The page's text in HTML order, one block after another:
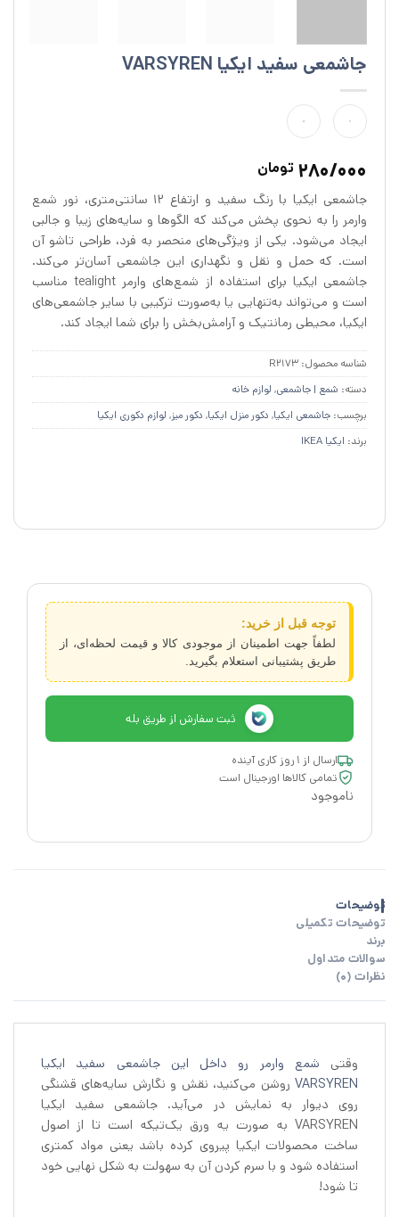
جاشمعی سفید ایکیا VARSYREN
280/000 تومان
جاشمعی ایکیا با رنگ سفید و ارتفاع ۱۲ سانتی‌متری، نور شمع
وارمر را به نحوی پخش می‌کند که الگوها و سایه‌های زیبا و جالبی
ایجاد می‌شود. یکی از ویژگی‌های منحصر به فرد، طراحی تاشو آن
است. که حمل و نقل و نگهداری این جاشمعی‌ آسان‌تر می‌کند.
جاشمعی ایکیا برای استفاده از شمع‌های وارمر tealight مناسب
است و می‌تواند به‌تنهایی یا به‌صورت ترکیبی با سایر جاشمعی‌های
ایکیا، محیطی رمانتیک و آرامش‌بخش را برای شما ایجاد کند.
شناسه محصول: R2173
دسته: شمع | جاشمعی, لوازم خانه
برچسب: جاشمعی ایکیا, دکور منزل ایکیا, دکور میز, لوازم دکوری ایکیا
برند: ایکیا IKEA
توجه قبل از خرید:
لطفاً جهت اطمینان از موجودی کالا و قیمت لحظه‌ای، از
طریق پشتیبانی استعلام بگیرید.
ثبت سفارش از طریق بله
ارسال از ۱ روز کاری آینده
تمامی کالاها اورجینال است
ناموجود
توضیحات
توضیحات تکمیلی
برند
سوالات متداول
نظرات (0)
وقتی شمع وارمر رو داخل این جاشمعی سفید ایکیا
VARSYREN روشن می‌کنید، نقش و نگارش سایه‌های قشنگی
روی دیوار به نمایش در می‌آید. جاشمعی سفید ایکیا
VARSYREN به صورت یه ورق یک‌تیکه است تا از اصول
ساخت محصولات ایکیا پیروی کرده باشد یعنی مواد کمتری
استفاده شود و با سرم کردن آن به سهولت به شکل نهایی خود
تا شود!